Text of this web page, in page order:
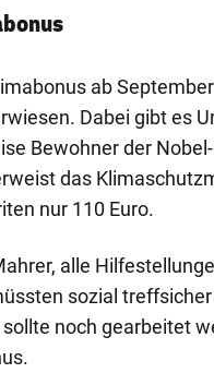
ab
Dabei gibt es
Bewohner der
das
nur 110 Euro.
alle
sozial
noch gearbeitet